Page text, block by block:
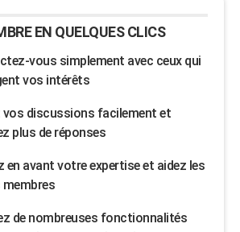
EN QUELQUES CLICS
vous simplement avec ceux qui
vos intérêts
vos discussions facilement et
plus de réponses
en avant votre expertise et aidez les
de nombreuses fonctionnalités